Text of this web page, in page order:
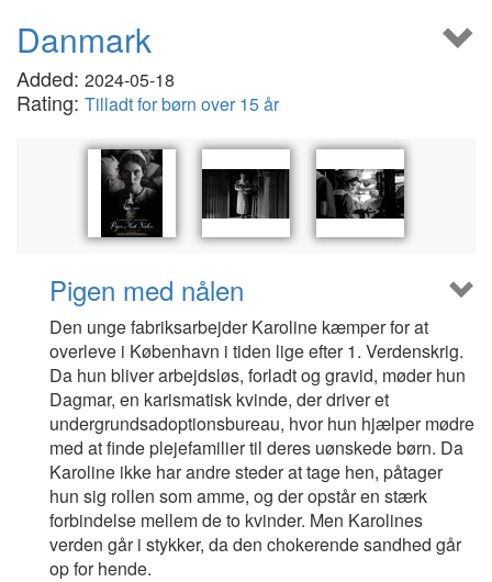
Danmark
Added: 2024-05-18
Rating: Tilladt for børn over 15 år
Pigen med nålen
Den unge fabriksarbejder Karoline kæmper for at
overleve i København i tiden lige efter 1. Verdenskrig.
Da hun bliver arbejdsløs, forladt og gravid, møder hun
Dagmar, en karismatisk kvinde, der driver et
undergrundsadoptionsbureau, hvor hun hjælper mødre
med at finde plejefamilier til deres uønskede børn. Da
Karoline ikke har andre steder at tage hen, påtager
hun sig rollen som amme, og der opstår en stærk
forbindelse mellem de to kvinder. Men Karolines
verden går i stykker, da den chokerende sandhed går
op for hende.